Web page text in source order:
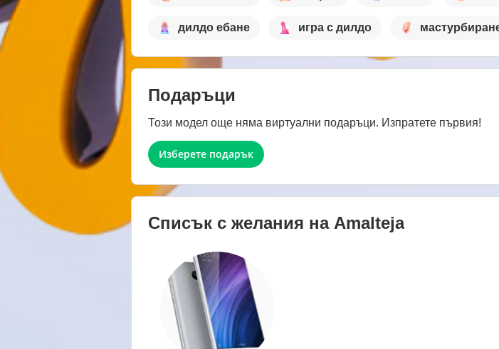
дилдо ебане игра с дилдо
Подаръци
Този модел още няма виртуални подаръци. Изпратете първия!
Изберете подарък
Списък с желания на Amalteja